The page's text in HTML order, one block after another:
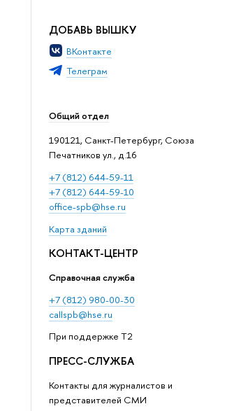
ДОБАВЬ ВЫШКУ
ВКонтакте
Телеграм
Общий отдел
190121, Санкт-Петербург, Союза
Печатников ул., д.16
+7 (812) 644-59-11
+7 (812) 644-59-10
office-spb@hse.ru
Карта зданий
КОНТАКТ-ЦЕНТР
Справочная служба
+7 (812) 980-00-30
callspb@hse.ru
При поддержке T2
ПРЕСС-СЛУЖБА
Контакты для журналистов и
представителей СМИ